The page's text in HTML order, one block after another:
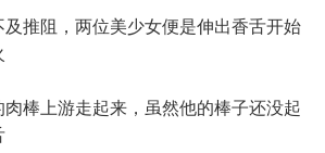
阻，两位美少女便是伸出香舌开始
棒上游走起来，虽然他的棒子还没起